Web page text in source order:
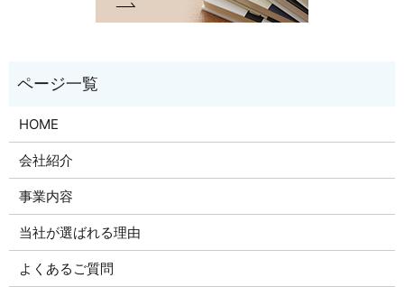
HOME
会社紹介
事業内容
当社が選ばれる理由
よくあるご質問